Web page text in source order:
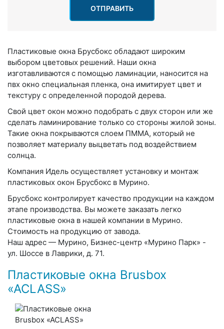
ОТПРАВИТЬ
Пластиковые окна Брусбокс обладают широким
выбором цветовых решений. Наши окна
изготавливаются с помощью ламинации, наносится на
пвх окно специальная пленка, она имитирует цвет и
текстуру с определенной породой дерева.
Свой цвет окон можно подобрать с двух сторон или же
сделать ламинирование только со стороны жилой зоны.
Такие окна покрываются слоем ПММА, который не
позволяет материалу выцветать под воздействием
солнца.
Компания Идель осуществляет установку и монтаж
пластиковых окон Брусбокс в Мурино.
Брусбокс контролирует качество продукции на каждом
этапе производства. Вы можете заказать легко
пластиковые окна в нашей компании в Мурино.
Стоимость на продукцию от завода.
Наш адрес — Мурино, Бизнес-центр «Мурино Парк» -
ул. Шоссе в Лаврики, д. 71.
Пластиковые окна Brusbox
«ACLASS»